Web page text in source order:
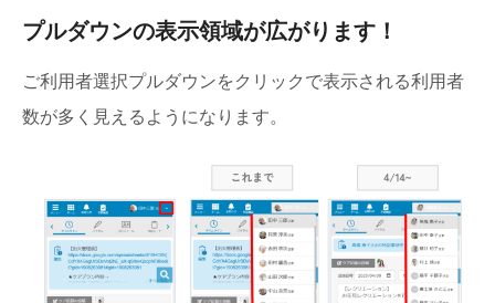
プルダウンの表示領域が広がります！
ご利用者選択プルダウンをクリックで表示される利用者
数が多く見えるようになります。